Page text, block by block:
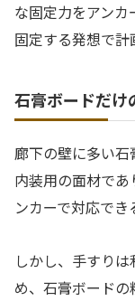
な固定力をアン
固定する発想で計
石膏ボードだけ
廊下の壁に多い
内装用の面材で
ンカーで対応でき
しかし、手すり
め、石膏ボード